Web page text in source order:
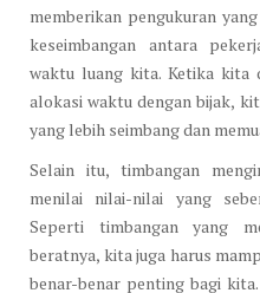
memberikan pengukuran
keseimbangan antara
waktu luang kita. Ketika kita
alokasi waktu dengan bijak,
yang lebih seimbang dan
Selain itu, timbangan
menilai nilai-nilai yang
Seperti timbangan yang
beratnya, kita juga harus
benar-benar penting bagi